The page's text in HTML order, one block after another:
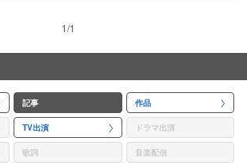
1/1
記事 作品
TV出演 ドラマ出演
歌詞 音楽配信